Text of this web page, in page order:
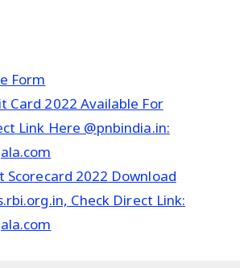
Form
Card 2022 Available For
Link Here @pnbindia.in:
Scorecard 2022 Download
Check Direct Link: